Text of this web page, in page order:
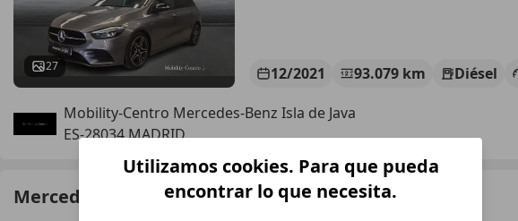
27 12/2021 93.079 km Diésel
Mobility-Centro Mercedes-Benz Isla de Java
ES-28034 MADRID
Mercedes-Benz B 180
Utilizamos cookies. Para que pueda
encontrar lo que necesita.